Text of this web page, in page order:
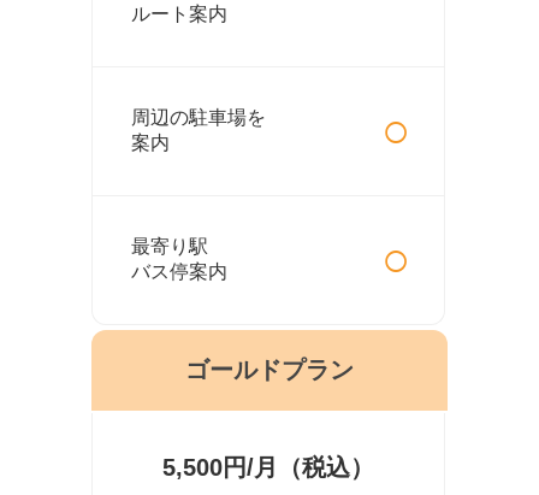
ルート案内
周辺の駐車場を
案内
○
最寄り駅
バス停案内
○
ゴールドプラン
5,500円/月（税込）